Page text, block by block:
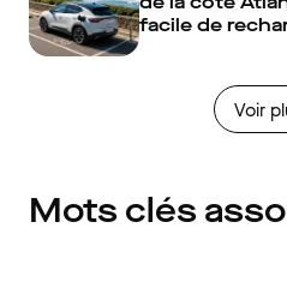
facile de
Voir
Mots clés